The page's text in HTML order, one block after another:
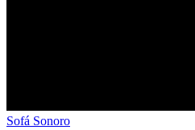
Sofá Sonoro